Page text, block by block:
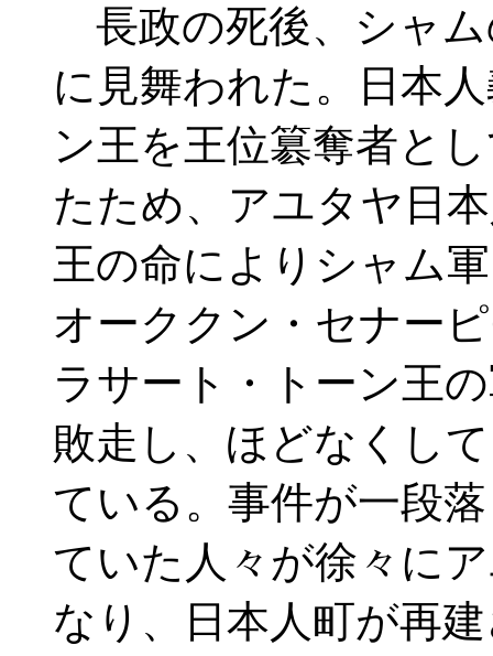
長政の死後、シャ
に見舞われた。日本
ン王を王位簒奪者と
たため、アユタヤ日
王の命によりシャム
オーククン・セナー
ラサート・トーン王
敗走し、ほどなくし
ている。事件が一段
ていた人々が徐々に
なり、日本人町が再